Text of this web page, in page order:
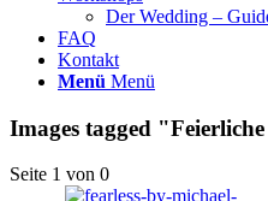
Der Wedding –
FAQ
Kontakt
Menü Menü
Images tagged
Seite 1 von 0